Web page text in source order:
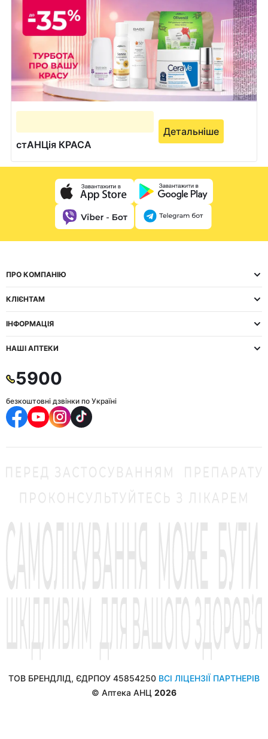
стАНЦія КРАСА
Детальніше
ПРО КОМПАНІЮ
КЛІЄНТАМ
ІНФОРМАЦІЯ
НАШІ АПТЕКИ
5900
безкоштовні дзвінки по Україні
ТОВ БРЕНДЛІД, ЄДРПОУ 45854250 ВСІ ЛІЦЕНЗІЇ ПАРТНЕРІВ
© Аптека АНЦ 2026